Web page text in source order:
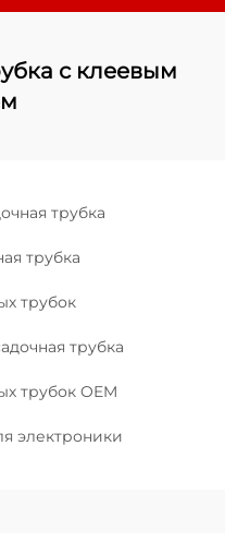
с клеевым
трубка
трубка
трубок
трубка
трубок OEM
электроники